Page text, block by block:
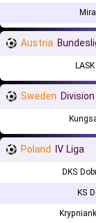
Austria
Sweden
Poland IV Liga
DKS
KS